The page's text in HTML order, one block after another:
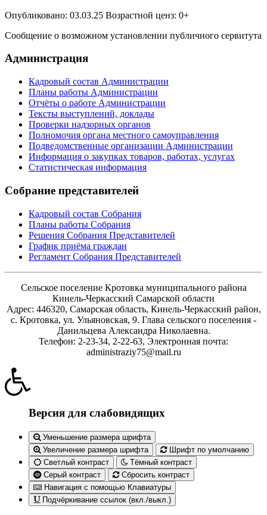
Опубликовано: 03.03.25 Возрастной ценз: 0+
Сообщение о возможном установлении публичного сервитута
Администрация
Кадровый состав Администрации
Планы работы Администрации
Отчёты о работе Администрации
Тексты выступлений, доклады
Проверки надзорных органов
Полномочия органа местного самоуправления
Подведомственные организации Администрации
Информация о закупках товаров, работах, услугах
Статистическая информация
Собрание представителей
Кадровый состав Собрания
Планы работы Собрания
Решения Собрания Представителей
График приёма граждан
Регламент Собрания Представителей
Сельское поселение Кротовка муниципального района
Кинель-Черкасский Самарской области
Адрес: 446320, Самарская область, Кинель-Черкасский район,
с. Кротовка, ул. Ульяновская, 9. Глава сельского поселения -
Данильцева Александра Николаевна.
Телефон: 2-23-34, 2-22-63, Электронная почта:
administraziy75@mail.ru
Версия для слабовидящих
Уменьшение размера шрифта
Увеличение размера шрифта
Шрифт по умолчанию
Светлый контраст
Тёмный контраст
Серый контраст
Сбросить контраст
Навигация с помощью Клавиатуры
Подчёркивание ссылок (вкл./выкл.)